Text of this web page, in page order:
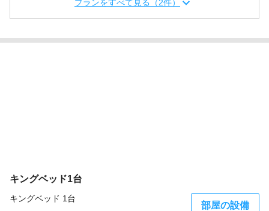
プランをすべて見る（2件）
キングベッド1台
キングベッド 1台
部屋の設備